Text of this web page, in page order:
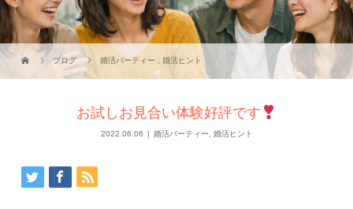
ブログ 婚活パーティー ,婚活ヒント
お試しお見合い体験好評です
2022.06.06 婚活パーティー 婚活ヒント